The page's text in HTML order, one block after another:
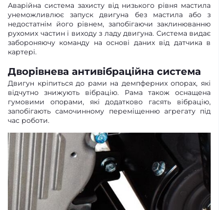
Аварійна система захисту від низького рівня мастила
унеможливлює запуск двигуна без мастила або з
недостатнім його рівнем, запобігаючи заклинюванню
рухомих частин і виходу з ладу двигуна. Система видає
забороняючу команду на основі даних від датчика в
картері.
Дворівнева антивібраційна система
Двигун кріпиться до рами на демпферних опорах, які
відчутно знижують вібрацію. Рама також оснащена
гумовими опорами, які додатково гасять вібрацію,
запобігають самочинному переміщенню агрегату під
час роботи.